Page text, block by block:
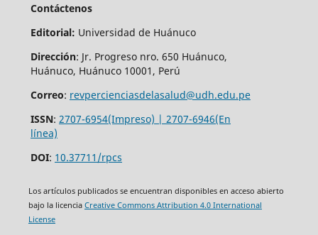
Contáctenos
Editorial: Universidad de Huánuco
Dirección: Jr. Progreso nro. 650 Huánuco,
Huánuco, Huánuco 10001, Perú
Correo: revpercienciasdelasalud@udh.edu.pe
ISSN: 2707-6954(Impreso) | 2707-6946(En
línea)
DOI: 10.37711/rpcs
Los artículos publicados se encuentran disponibles en acceso abierto
bajo la licencia Creative Commons Attribution 4.0 International
License